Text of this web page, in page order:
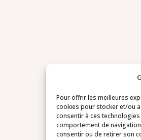
Pour offrir les meilleures
cookies pour stocker et/ou
consentir à ces
comportement de
consentir ou de retirer son
Contact
03 20